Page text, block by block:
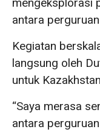
antara
Kegiatan
langsung oleh
untuk
“Saya merasa
antara